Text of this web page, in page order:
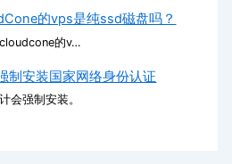
的vps是纯ssd磁盘吗？
的v…
制安装国家网络身份认证
会强制安装。